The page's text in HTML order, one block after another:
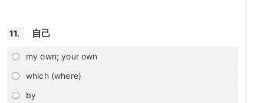
11. 自己
my own; your own
which (where)
by